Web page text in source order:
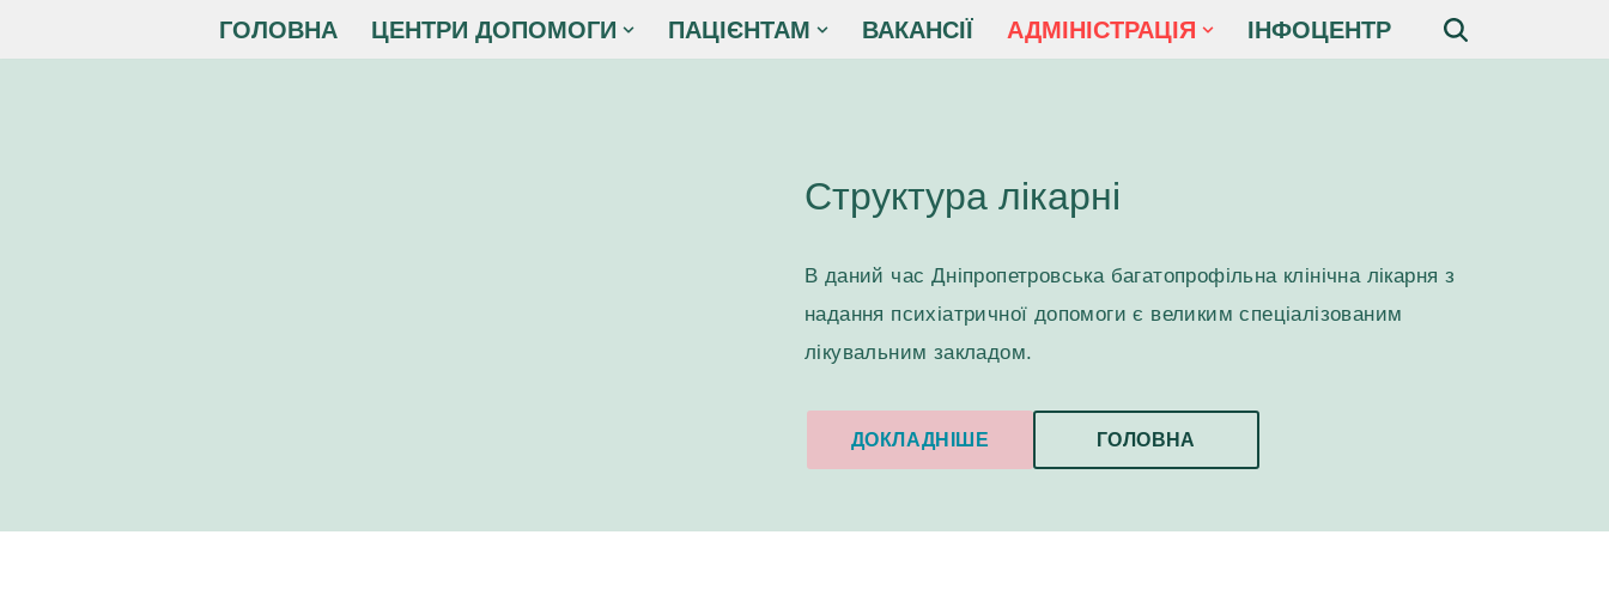
ГОЛОВНА ЦЕНТРИ ДОПОМОГИ ПАЦІЄНТАМ ВАКАНСІЇ АДМІНІСТРАЦІЯ ІНФОЦЕНТР
Структура лікарні
В даний час Дніпропетровська багатопрофільна клінічна лікарня з
надання психіатричної допомоги є великим спеціалізованим
лікувальним закладом.
ДОКЛАДНІШЕ ГОЛОВНА